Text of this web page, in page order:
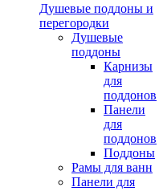
Душевые поддоны и
перегородки
Душевые
поддоны
Карнизы
для
поддонов
Панели
для
поддонов
Поддоны
Рамы для ванн
Панели для